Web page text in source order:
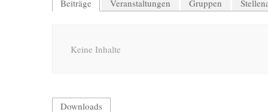
Beiträge Veranstaltungen Gruppen
Keine Inhalte
Downloads